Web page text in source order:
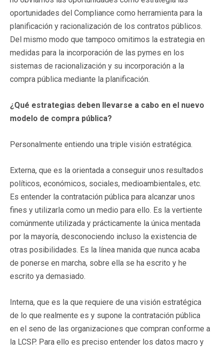
oportunidades del Compliance como herramienta para la
planificación y racionalización de los contratos públicos.
Del mismo modo que tampoco omitimos la estrategia en
medidas para la incorporación de las pymes en los
sistemas de racionalización y su incorporación a la
compra pública mediante la planificación.
¿Qué estrategias deben llevarse a cabo en el nuevo
modelo de compra pública?
Personalmente entiendo una triple visión estratégica.
Externa, que es la orientada a conseguir unos resultados
políticos, económicos, sociales, medioambientales, etc.
Es entender la contratación pública para alcanzar unos
fines y utilizarla como un medio para ello. Es la vertiente
comúnmente utilizada y prácticamente la única mentada
por la mayoría, desconociendo incluso la existencia de
otras posibilidades. Es la línea manida que nunca acaba
de ponerse en marcha, sobre ella se ha escrito y he
escrito ya demasiado.
Interna, que es la que requiere de una visión estratégica
de lo que realmente es y supone la contratación pública
en el seno de las organizaciones que compran conforme a
la LCSP. Para ello es preciso entender los datos macro y